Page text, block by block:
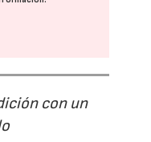
con un